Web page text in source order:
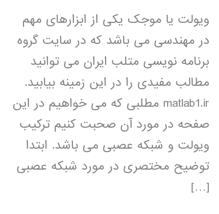
ویولت یا موجک یکی از ابزارهای مهم
در مهندسی می باشد که در سایت گروه
برنامه نویسی متلب ایران می توانید
مطالب مفیدی را در این زمینه بیابید.
matlab1.ir مطلبی که می خواهیم در این
صفحه در مورد آن صحبت کنیم ترکیب
ویولت و شبکه عصبی می باشد. ابتدا
توضیح مختصری در مورد شبکه عصبی
[…]